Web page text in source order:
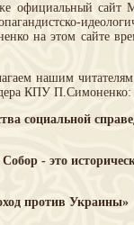
официальный сайт
на этом сайте
нашим
КПУ П.Симоненко:
социальной
- это
против Украины»